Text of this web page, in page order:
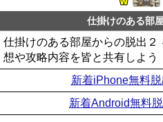
仕掛けのある部
仕掛けのある部屋からの脱出
想や攻略内容を皆と共有しよう
新着iPhone無料
新着Android無料